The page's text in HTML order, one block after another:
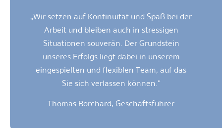
„Wir setzen auf Kontinuität und Spaß bei der
Arbeit und bleiben auch in stressigen
Situationen souverän. Der Grundstein
unseres Erfolgs liegt dabei in unserem
eingespielten und flexiblen Team, auf das
Sie sich verlassen können.“
Thomas Borchard, Geschäftsführer